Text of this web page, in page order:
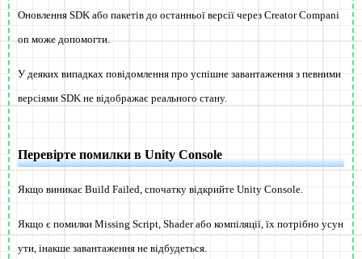
Оновлення SDK або пакетів до останньої версії через Creator Compani
on може допомогти.
У деяких випадках повідомлення про успішне завантаження з певними
версіями SDK не відображає реального стану.
Перевірте помилки в Unity Console
Якщо виникає Build Failed, спочатку відкрийте Unity Console.
Якщо є помилки Missing Script, Shader або компіляції, їх потрібно усун
ути, інакше завантаження не відбудеться.